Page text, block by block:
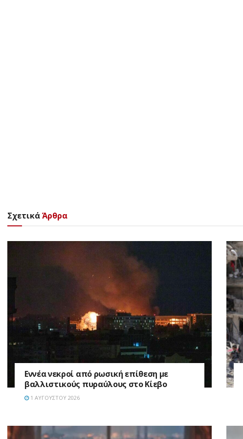
ΣχετικάΆρθρα
Εννέα νεκροί από ρωσική επίθεση με
βαλλιστικούς πυραύλους στο Κίεβο
1 ΑΥΓΟΎΣΤΟΥ 2026